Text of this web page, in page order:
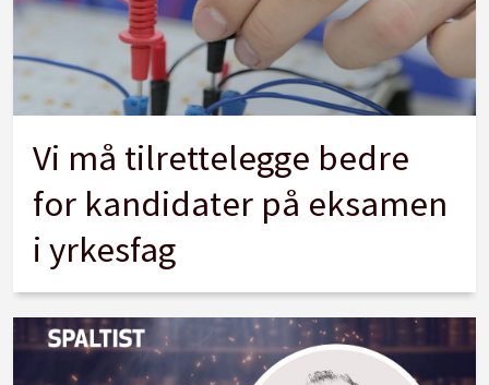
Vi må tilrettelegge bedre
for kandidater på eksamen
i yrkesfag